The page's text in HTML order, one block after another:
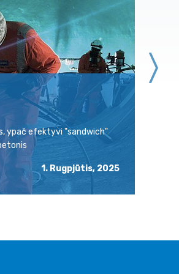
ypač efektyvi "sandwich"
1. Rugpjūtis, 2025